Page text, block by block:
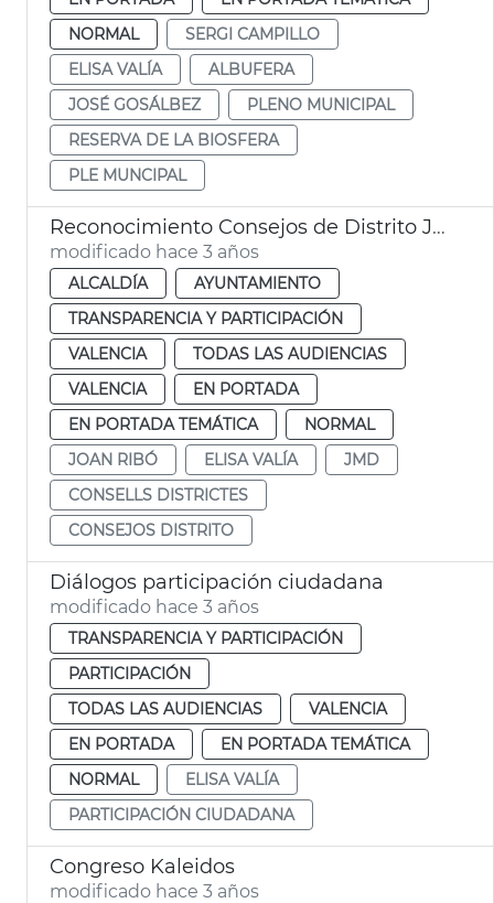
NORMAL
SERGI CAMPILLO
ELISA VALÍA
ALBUFERA
JOSÉ GOSÁLBEZ
PLENO MUNICIPAL
RESERVA DE LA BIOSFERA
PLE MUNCIPAL
Reconocimiento Consejos de Distrito JMD
modificado hace 3 años
ALCALDÍA
AYUNTAMIENTO
TRANSPARENCIA Y PARTICIPACIÓN
VALENCIA
TODAS LAS AUDIENCIAS
VALENCIA
EN PORTADA
EN PORTADA TEMÁTICA
NORMAL
JOAN RIBÓ
ELISA VALÍA
JMD
CONSELLS DISTRICTES
CONSEJOS DISTRITO
Diálogos participación ciudadana
modificado hace 3 años
TRANSPARENCIA Y PARTICIPACIÓN
PARTICIPACIÓN
TODAS LAS AUDIENCIAS
VALENCIA
EN PORTADA
EN PORTADA TEMÁTICA
NORMAL
ELISA VALÍA
PARTICIPACIÓN CIUDADANA
Congreso Kaleidos
modificado hace 3 años